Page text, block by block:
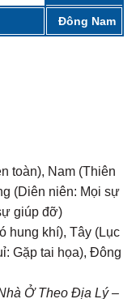
Đông Nam
toàn), Nam (Thiên
(Diên niên: Mọi sự
giúp đỡ)
hung khí), Tây (Lục
Gặp tai họa), Đông
Ở Theo Địa Lý –